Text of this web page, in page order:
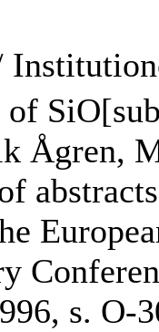
Ågren,
s. O-